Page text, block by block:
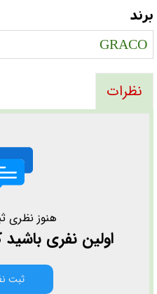
برند
GRACO
نظرات
هنوز نظری
اولین نفری
ثبت